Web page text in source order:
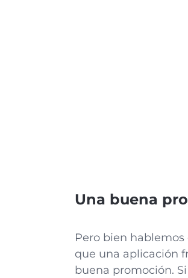
Una buena
Pero bien
que una aplicación
buena promoción.